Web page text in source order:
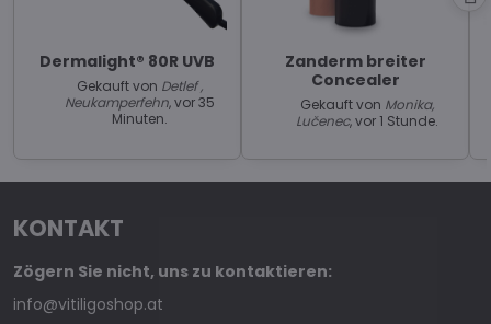
Dermalight® 80R UVB
Gekauft von Detlef ,
Neukamperfehn, vor 35
Minuten.
Zanderm breiter
Concealer
Gekauft von Monika,
Lučenec, vor 1 Stunde.
KONTAKT
Zögern Sie nicht, uns zu kontaktieren:
info@vitiligoshop.at